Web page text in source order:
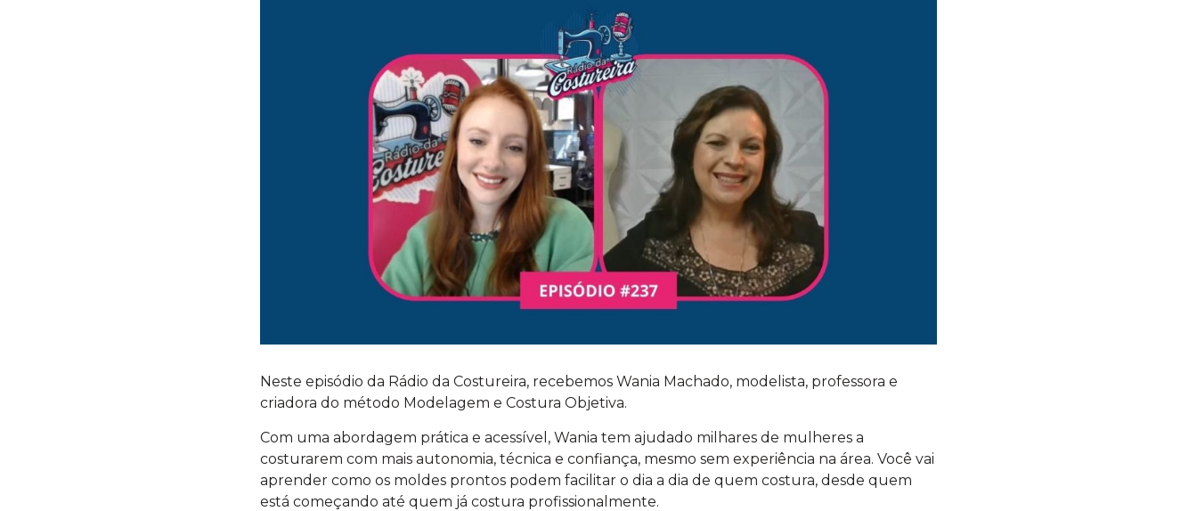
Neste episódio da Rádio da Costureira, recebemos Wania Machado, modelista, professora e
criadora do método Modelagem e Costura Objetiva.
Com uma abordagem prática e acessível, Wania tem ajudado milhares de mulheres a
costurarem com mais autonomia, técnica e confiança, mesmo sem experiência na área. Você vai
aprender como os moldes prontos podem facilitar o dia a dia de quem costura, desde quem
está começando até quem já costura profissionalmente.